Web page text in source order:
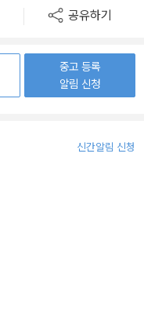
공유하기
중고 등록
알림 신청
신간알림 신청